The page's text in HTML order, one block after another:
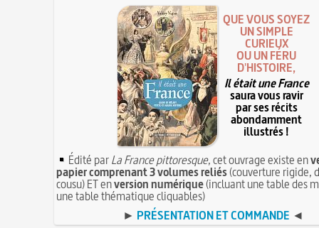
QUE VOUS SOYEZ
UN SIMPLE
CURIEUX
OU UN FÉRU
D'HISTOIRE,
Il était une France
saura vous ravir
par ses récits
abondamment
illustrés !
Édité parLa France pittoresque, cet ouvrage existe en
papier comprenant 3 volumes reliés(couverture rigide,
cousu) ET enversion numérique(incluant une table des
une table thématique cliquables)
► PRÉSENTATION ET COMMANDE ◄